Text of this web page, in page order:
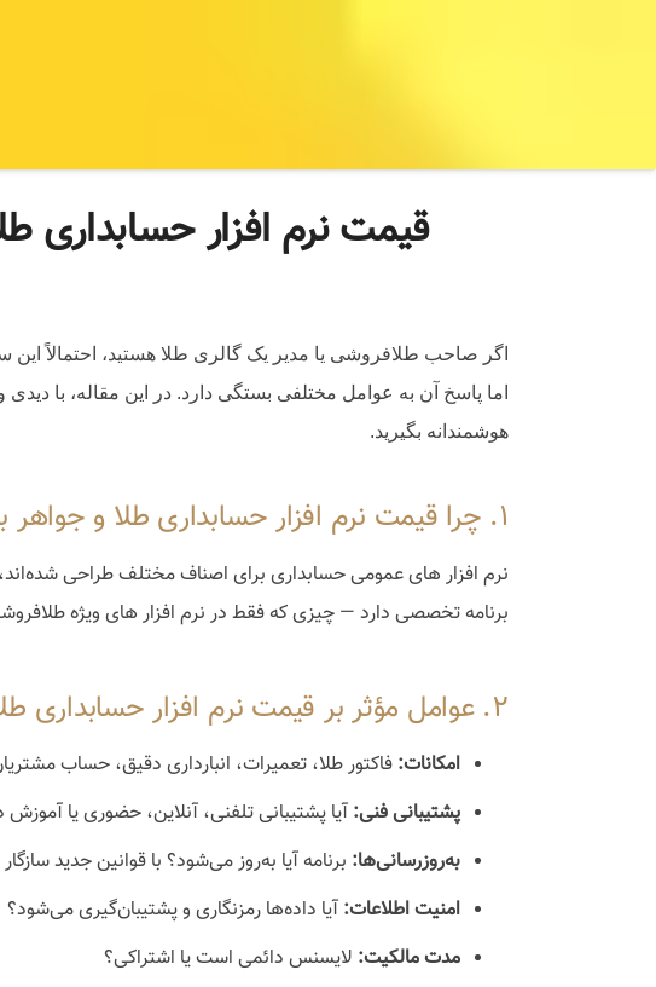
قیمت نرم افزار حسابداری
اگر صاحب طلافروشی یا مدیر یک گالری طلا هستید، احتمالاً
اما پاسخ آن به عوامل مختلفی بستگی دارد. در این مقاله، با
هوشمندانه بگیرید.
۱. چرا قیمت نرم افزار حسابداری طلا و جواهر با دیگر نرم افزار ها متفاوت است؟
نرم افزار های عمومی حسابداری برای اصناف مختلف طراحی
برنامه تخصصی دارد — چیزی که فقط در نرم افزار های ویژه
۲. عوامل مؤثر بر قیمت نرم افزار حسابداری طلا و جواهر
امکانات: فاکتور طلا، تعمیرات، انبارداری دقیق، حساب
پشتیبانی فنی:آیا پشتیبانی تلفنی، آنلاین، حضوری یا آموزش
به‌روزرسانی‌ها: برنامه آیا به‌روز می‌شود؟ با قوانین جدید
امنیت اطلاعات: آیا داده‌ها رمزنگاری و پشتیبان‌گیری می‌شود؟
مدت مالکیت: لایسنس دائمی است یا اشتراکی؟